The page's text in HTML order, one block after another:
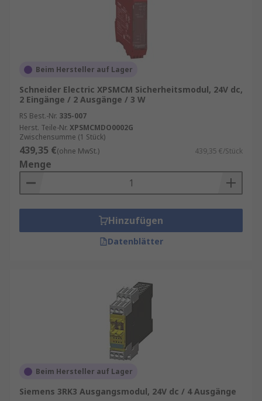
Beim Hersteller auf Lager
Schneider Electric XPSMCM Sicherheitsmodul, 24V dc,
2 Eingänge / 2 Ausgänge / 3 W
RS Best.-Nr. 335-007
Herst. Teile-Nr. XPSMCMDO0002G
Zwischensumme (1 Stück)
439,35 €(ohne MwSt.) 439,35 €/Stück
Menge
Hinzufügen
Datenblätter
Beim Hersteller auf Lager
Siemens 3RK3 Ausgangsmodul, 24V dc / 4 Ausgänge